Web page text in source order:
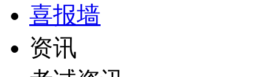
喜报墙
资讯